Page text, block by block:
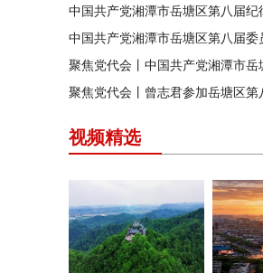
视频精选